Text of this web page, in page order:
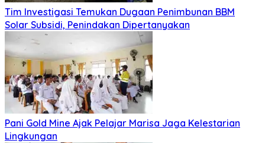
Tim Investigasi Temukan Dugaan Penimbunan BBM
Solar Subsidi, Penindakan Dipertanyakan
Pani Gold Mine Ajak Pelajar Marisa Jaga Kelestarian
Lingkungan